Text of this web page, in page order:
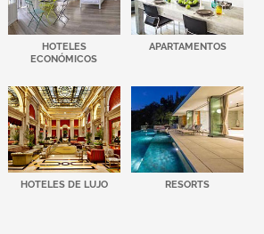
HOTELES
ECONÓMICOS
APARTAMENTOS
HOTELES DE LUJO RESORTS